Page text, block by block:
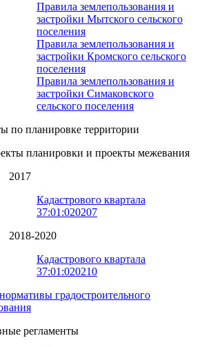
Правила землепользования и
застройки Мытского сельского
поселения
Правила землепользования и
застройки Кромского сельского
поселения
Правила землепользования и
застройки Симаковского
сельского поселения
по планировке территории
планировки и проекты межевания
2017
Кадастрового квартала
37:01:020207
2018-2020
Кадастрового квартала
37:01:020210
градостроительного
регламенты